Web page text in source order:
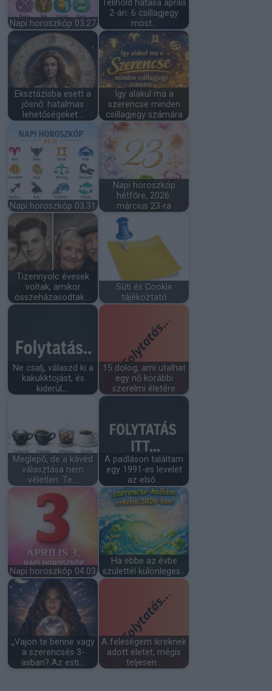
Napi horoszkóp 03.27
Telihold hatása április
2-án: 6 csillagjegy
most…
Eksztázisba esett a
jósnő: hatalmas
lehetőségeket…
Így alakul ma a
szerencse minden
csillagjegy számára
Napi horoszkóp 03.31
Napi horoszkóp
hétfőre, 2026.
március 23-ra
Tizennyolc évesek
voltak, amikor
összeházasodtak.…
Süti és Cookie
tájékoztató
Ne csalj, válaszd ki a
kakukktojást, és
kiderül,…
15 dolog, ami utalhat
egy nő korábbi
szerelmi életére
Meglepő, de a kávéd
választása nem
véletlen. Te…
A padláson találtam
egy 1991-es levelet
az első…
Napi horoszkóp 04.03
Ha ebbe az évbe
születtél különleges…
„Vajon te benne vagy
a szerencsés 3-
asban? Az esti…
A feleségem ikreknek
adott életet, mégis
teljesen…